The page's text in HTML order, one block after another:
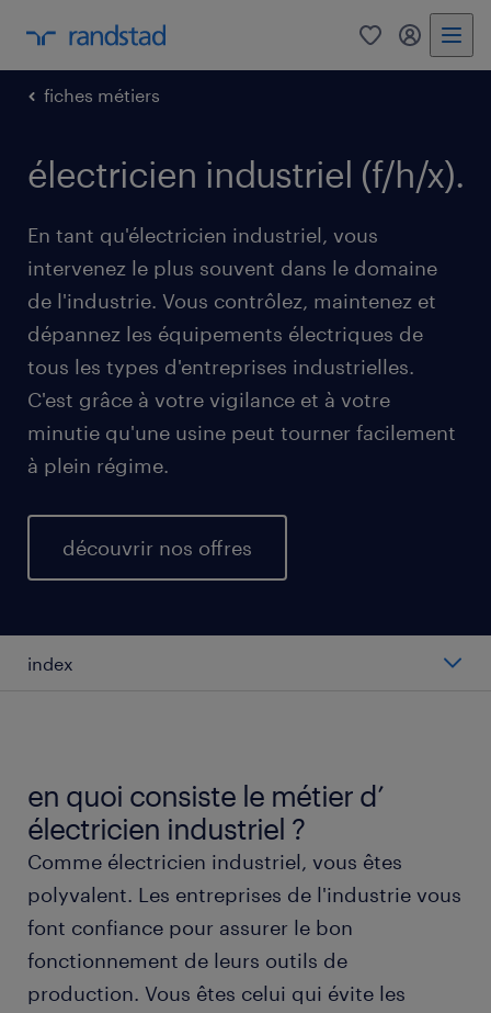
0 my
fiches métiers
électricien industriel (f/h/x).
En tant qu'électricien industriel, vous
intervenez le plus souvent dans le domaine
de l'industrie. Vous contrôlez, maintenez et
dépannez les équipements électriques de
tous les types d'entreprises industrielles.
C'est grâce à votre vigilance et à votre
minutie qu'une usine peut tourner facilement
à plein régime.
découvrir nos offres
index
types de postes d’électricien industriel.
travailler en tant qu’électricien industriel.
obtenir un poste d’électricien industriel avec
randstad.
formation et compétences.
en quoi consiste le métier d’
électricien industriel ?
Comme électricien industriel, vous êtes
polyvalent. Les entreprises de l'industrie vous
font confiance pour assurer le bon
fonctionnement de leurs outils de
production. Vous êtes celui qui évite les